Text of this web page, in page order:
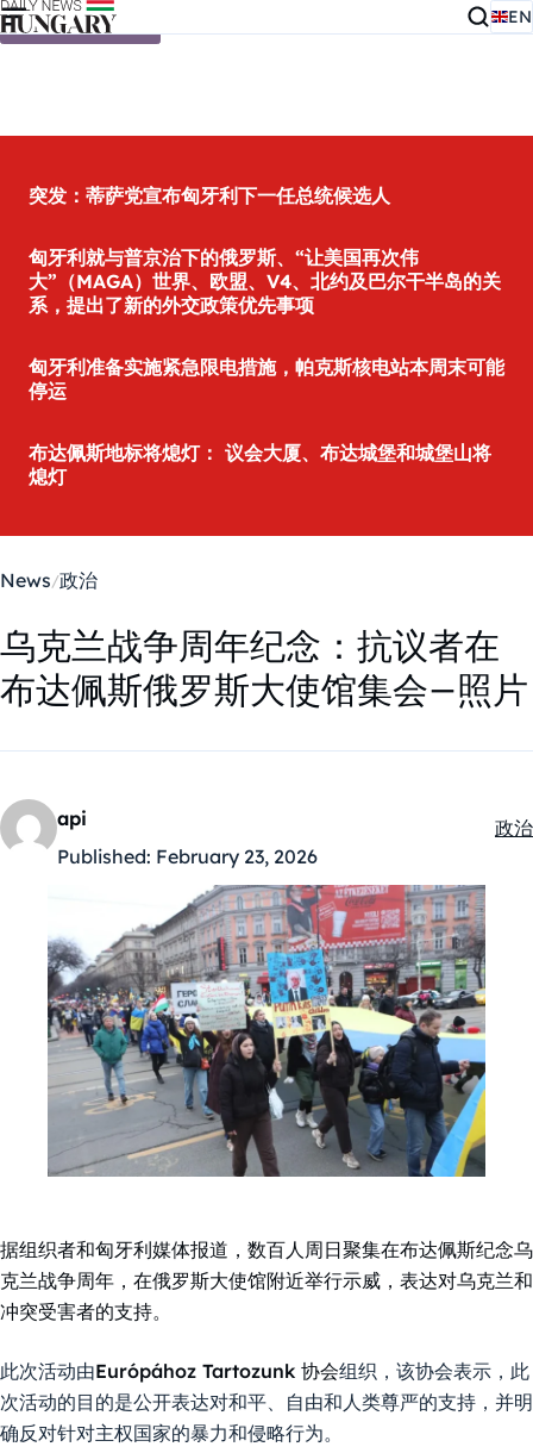
Skip to content EN
突发：蒂萨党宣布匈牙利下一任总统候选人
匈牙利就与普京治下的俄罗斯、“让美国再次伟
大”（MAGA）世界、欧盟、V4、北约及巴尔干半岛的关
系，提出了新的外交政策优先事项
匈牙利准备实施紧急限电措施，帕克斯核电站本周末可能
停运
布达佩斯地标将熄灯： 议会大厦、布达城堡和城堡山将
熄灯
News 政治
乌克兰战争周年纪念：抗议者在
布达佩斯俄罗斯大使馆集会–照片
api
Published: February 23, 2026
政治
据组织者和匈牙利媒体报道，数百人周日聚集在布达佩斯纪念乌
克兰战争周年，在俄罗斯大使馆附近举行示威，表达对乌克兰和
冲突受害者的支持。
此次活动由Európához Tartozunk 协会组织，该协会表示，此
次活动的目的是公开表达对和平、自由和人类尊严的支持，并明
确反对针对主权国家的暴力和侵略行为。